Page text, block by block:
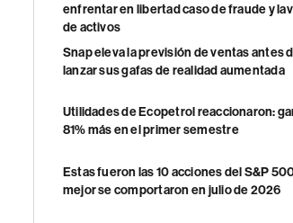
enfrentar en libertad caso de fraude y
de activos
Snap eleva la previsión de ventas antes
lanzar sus gafas de realidad aumentada
Utilidades de Ecopetrol reaccionaron:
81% más en el primer semestre
Estas fueron las 10 acciones del S&P
mejor se comportaron en julio de 2026